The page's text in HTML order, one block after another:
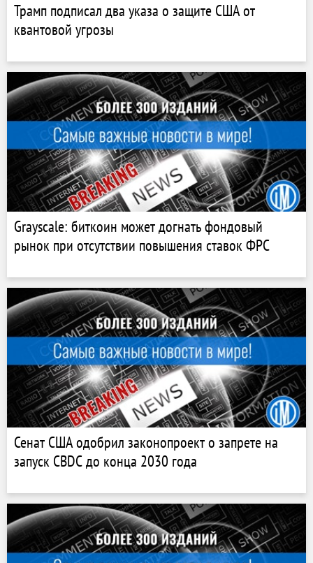
Трамп подписал два указа о защите США от
квантовой угрозы
Grayscale: биткоин может догнать фондовый
рынок при отсутствии повышения ставок ФРС
Сенат США одобрил законопроект о запрете на
запуск CBDC до конца 2030 года